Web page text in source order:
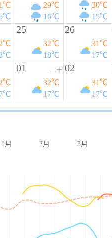
29℃
16℃
30℃
15℃
25
32℃
18℃
26
31℃
17℃
01 二十
32℃
17℃
02
31℃
17℃
1月 2月 3月